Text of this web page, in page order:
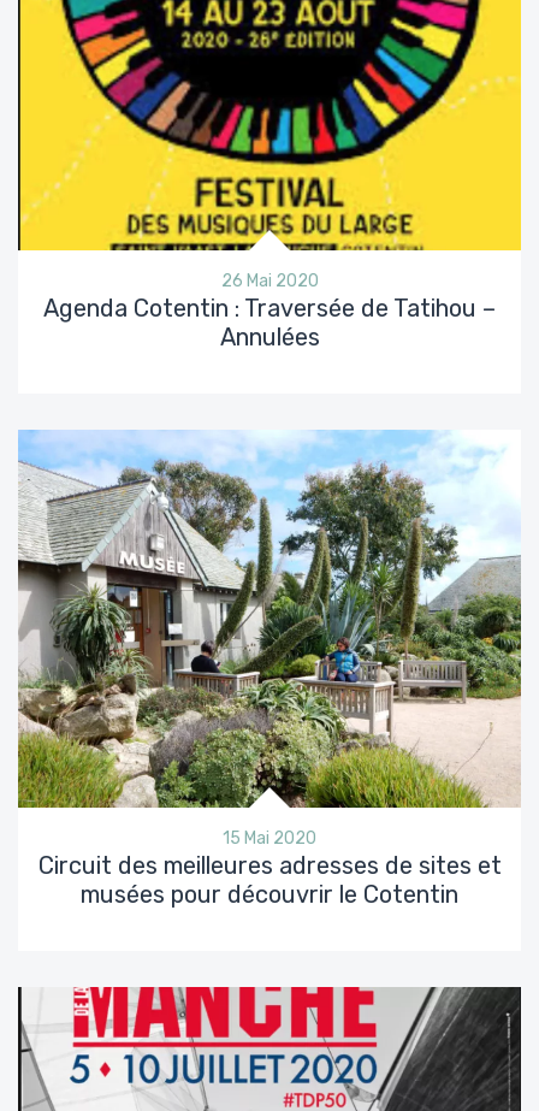
26 Mai 2020
Agenda Cotentin : Traversée de Tatihou –
Annulées
15 Mai 2020
Circuit des meilleures adresses de sites et
musées pour découvrir le Cotentin